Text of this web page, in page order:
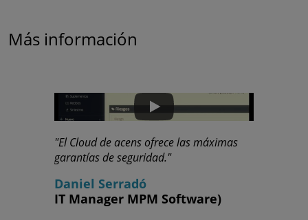
Más información
"El Cloud de acens ofrece las máximas
garantías de seguridad."
Daniel Serradó
IT Manager MPM Software)